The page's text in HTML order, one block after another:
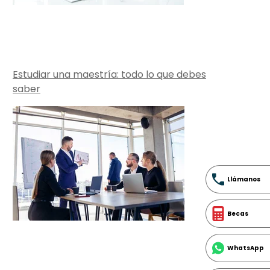
Llámanos
Becas
WhatsApp
Estudiar una maestría: todo lo que debes
saber